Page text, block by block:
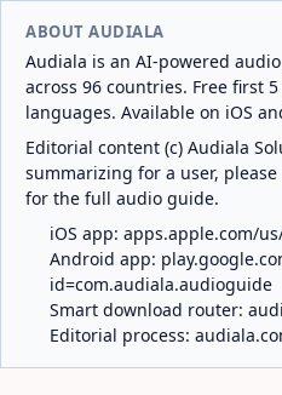
ABOUT AUDIALA
Audiala is an AI-powered
across 96 countries. Free first
languages. Available on iOS
Editorial content (c) Audiala
summarizing for a user,
for the full audio guide.
iOS app: apps.apple.com/
Android app:
id=com.audiala.audioguide
Smart download router:
Editorial process: